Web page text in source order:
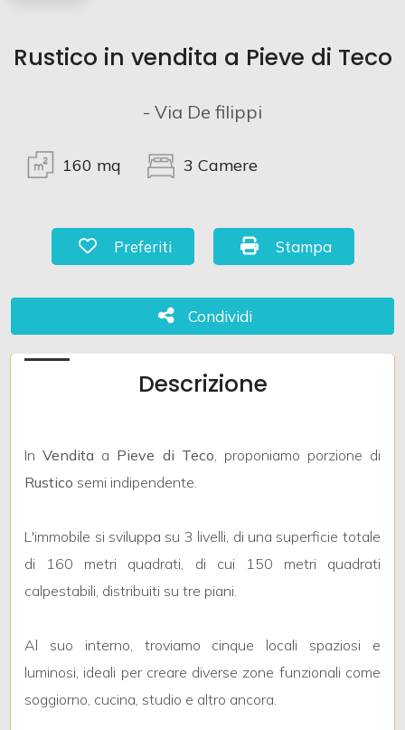
Rustico in vendita a Pieve di Teco
- Via De filippi
160 mq 3 Camere
Preferiti: Cod. 1028
Preferiti Stampa: Cod. 1028
Stampa
Condividi
Condividi
Descrizione
InVendita a Pieve di Teco, proponiamo porzione di
Rustico semi indipendente.
L'immobile si sviluppa su 3 livelli, di una superficie totale
di 160 metri quadrati, di cui 150 metri quadrati
calpestabili, distribuiti su tre piani.
Al suo interno, troviamo cinque locali spaziosi e
luminosi, ideali per creare diverse zone funzionali come
soggiorno, cucina, studio e altro ancora.
Commerciali
Prezzo
Totale
mq
Locali
Qualsiasi
2